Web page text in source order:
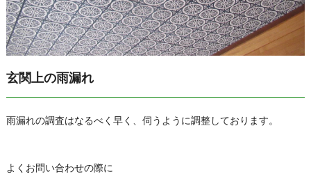
玄関上の雨漏れ
雨漏れの調査はなるべく早く、伺うように調整しております。
よくお問い合わせの際に